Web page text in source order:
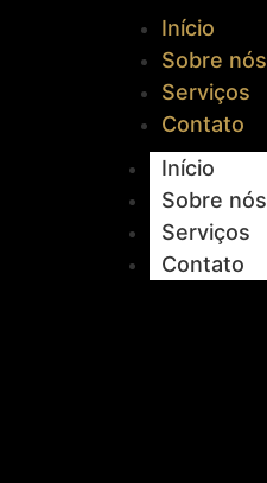
Início
Sobre nós
Serviços
Contato
Início
Sobre nós
Serviços
Contato